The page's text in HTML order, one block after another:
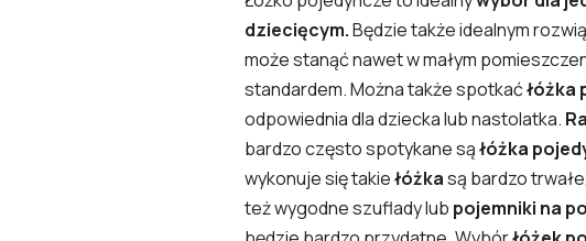
dziecięcym.Będzie także idealnym
może stanąć nawet w małym
standardem. Można także spotkaćłóżka
odpowiednia dla dziecka lub nastolatka.
bardzo często spotykane sąłóżka
wykonuje się takiełóżkasą bardzo
też wygodne szuflady lub pojemniki na